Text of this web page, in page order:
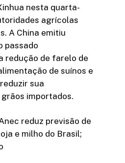
nesta quarta-
agrícolas
A China emitiu
passado
redução de farelo de
de suínos e
sua
importados.
reduz previsão de
e milho do Brasil;